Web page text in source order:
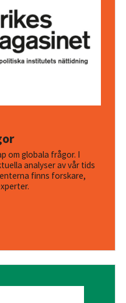
om globala frågor. I
analyser av vår tids
finns forskare,